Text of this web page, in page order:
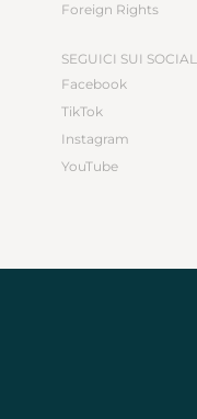
Foreign Rights
SEGUICI SUI SOCIAL
Facebook
TikTok
Instagram
YouTube